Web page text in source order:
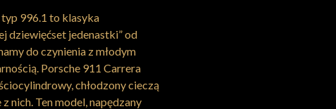
996.1 to klasyka
dziewięćset jedenastki” od
do czynienia z młodym
Porsche 911 Carrera
chłodzony cieczą
nich. Ten model, napędzany